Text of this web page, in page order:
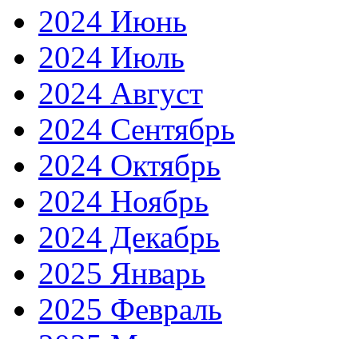
2024 Июнь
2024 Июль
2024 Август
2024 Сентябрь
2024 Октябрь
2024 Ноябрь
2024 Декабрь
2025 Январь
2025 Февраль